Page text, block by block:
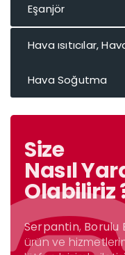
Eşanjör
Hava ısıtıcılar,
Hava Soğutma
Size
Nasıl
Olabiliriz
Serpantin, Borulu
ürün ve